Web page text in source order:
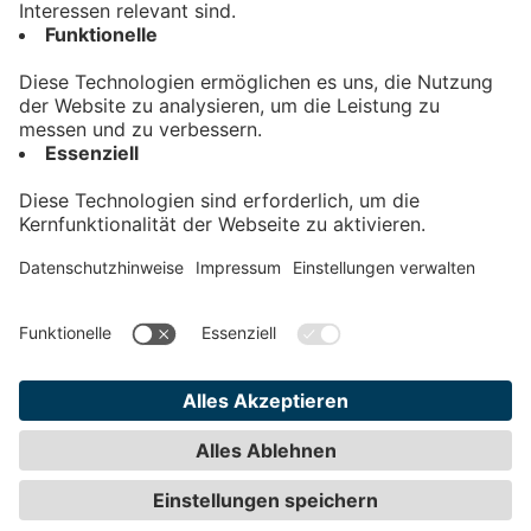
Kontakt
Impressum
Teilnahmebedingungen
Privatsphäre